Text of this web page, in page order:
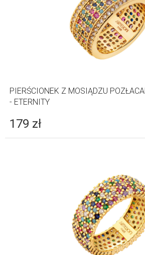
PIERŚCIONEK Z MOSIĄDZU
- ETERNITY
179 zł